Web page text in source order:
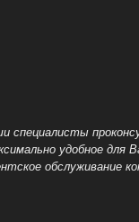
специалисты
удобное для
обслуживание